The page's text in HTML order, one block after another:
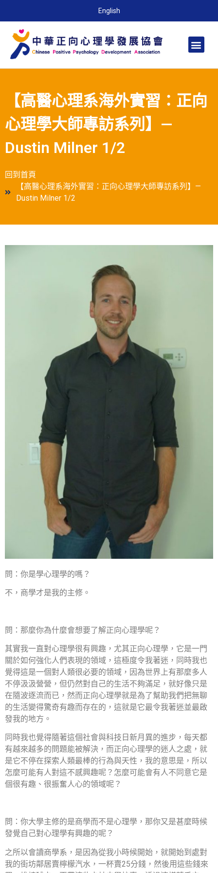
English
【高醫心理系海外實習：正向
心理學大師專訪系列】—
Dustin Milner 1/2
回到首頁
【高醫心理系海外實習：正向心理學大師專訪系列】—
Dustin Milner 1/2
問：你是學心理學的嗎？
不，商學才是我的主修。
問：那麼你為什麼會想要了解正向心理學呢？
其實我一直對心理學很有興趣，尤其正向心理學，它是一門
關於如何強化人們表現的領域，這極度令我著迷，同時我也
覺得這是一個對人類很必要的領域，因為世界上有那麼多人
不停汲汲營營，但仍然對自己的生活不夠滿足，就好像只是
在隨波逐流而已，然而正向心理學就是為了幫助我們把無聊
的生活變得驚奇有趣而存在的，這就是它最令我著迷並最啟
發我的地方。
同時我也覺得隨著這個社會與科技日新月異的進步，每天都
有越來越多的問題能被解決，而正向心理學的迷人之處，就
是它不停在探索人類最棒的行為與天性，我的意思是，所以
怎麼可能有人對這不感興趣呢？怎麼可能會有人不同意它是
個很有趣、很振奮人心的領域呢？
問：你大學主修的是商學而不是心理學，那你又是甚麼時候
發覺自己對心理學有興趣的呢？
之所以會讀商學系，是因為從我小時候開始，就開始到處對
我的街坊鄰居賣檸檬汽水，一杯賣25分錢，然後用這些錢來